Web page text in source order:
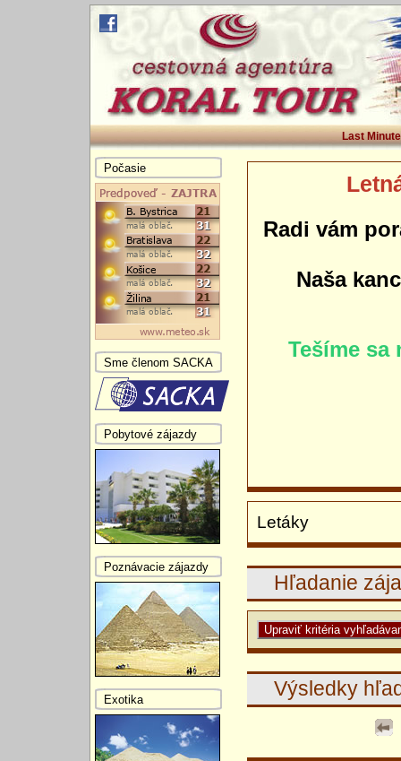
Last Minute
Radi vám
Naša
Tešíme sa
Letáky
Hľadanie
Výsledky
Počasie
Sme členom SACKA
Pobytové zájazdy
Poznávacie zájazdy
Exotika